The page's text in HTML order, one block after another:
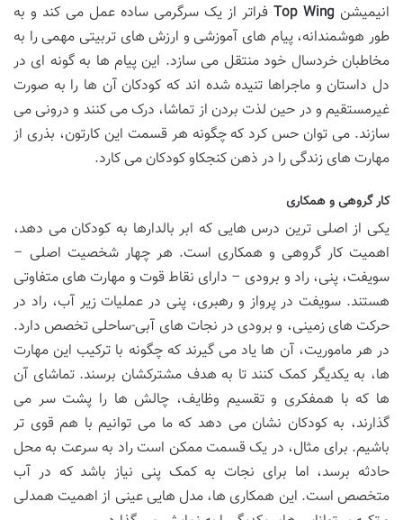
انیمیشن Top Wing فراتر از یک سرگرمی ساده عمل می کند و به
طور هوشمندانه، پیام های آموزشی و ارزش های تربیتی مهمی را به
مخاطبان خردسال خود منتقل می سازد. این پیام ها به گونه ای در
دل داستان و ماجراها تنیده شده اند که کودکان آن ها را به صورت
غیرمستقیم و در حین لذت بردن از تماشا، درک می کنند و درونی می
سازند. می توان حس کرد که چگونه هر قسمت این کارتون، بذری از
مهارت های زندگی را در ذهن کنجکاو کودکان می کارد.
کار گروهی و همکاری
یکی از اصلی ترین درس هایی که ابر بالدارها به کودکان می دهد،
اهمیت کار گروهی و همکاری است. هر چهار شخصیت اصلی –
سویفت، پنی، راد و برودی – دارای نقاط قوت و مهارت های متفاوتی
هستند. سویفت در پرواز و رهبری، پنی در عملیات زیر آب، راد در
حرکت های زمینی، و برودی در نجات های آبی-ساحلی تخصص دارد.
در هر ماموریت، آن ها یاد می گیرند که چگونه با ترکیب این مهارت
ها، به یکدیگر کمک کنند تا به هدف مشترکشان برسند. تماشای آن
ها که با همفکری و تقسیم وظایف، چالش ها را پشت سر می
گذارند، به کودکان نشان می دهد که ما می توانیم با هم قوی تر
باشیم. برای مثال، در یک قسمت ممکن است راد به سرعت به محل
حادثه برسد، اما برای نجات به کمک پنی نیاز باشد که در آب
متخصص است. این همکاری ها، مدل هایی عینی از اهمیت همدلی